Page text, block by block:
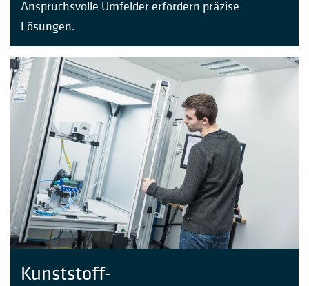
Anspruchsvolle Umfelder erfordern präzise
Lösungen.
Kunststoff-